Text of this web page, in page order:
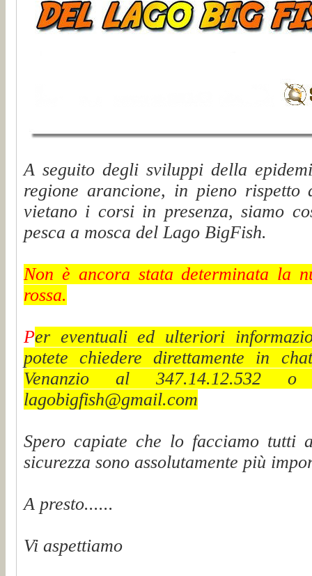
A seguito degli sviluppi della
regione arancione, in pieno
vietano i corsi in presenza, siamo
pesca a mosca del Lago BigFish.
Non è ancora stata determinata la
rossa.
Per eventuali ed ulteriori
potete chiedere direttamente in
Venanzio al 347.14.12.532
lagobigfish@gmail.com
Spero capiate che lo facciamo tutti
sicurezza sono assolutamente più
A presto......
Vi aspettiamo